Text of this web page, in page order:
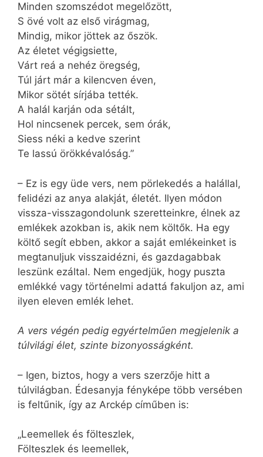
Minden szomszédot megelőzött,
S övé volt az első virágmag,
Mindig, mikor jöttek az őszök.
Az életet végigsiette,
Várt reá a nehéz öregség,
Túl járt már a kilencven éven,
Mikor sötét sírjába tették.
A halál karján oda sétált,
Hol nincsenek percek, sem órák,
Siess néki a kedve szerint
Te lassú örökkévalóság.”
– Ez is egy üde vers, nem pörlekedés a halállal,
felidézi az anya alakját, életét. Ilyen módon
vissza-visszagondolunk szeretteinkre, élnek az
emlékek azokban is, akik nem költők. Ha egy
költő segít ebben, akkor a saját emlékeinket is
megtanuljuk visszaidézni, és gazdagabbak
leszünk ezáltal. Nem engedjük, hogy puszta
emlékké vagy történelmi adattá fakuljon az, ami
ilyen eleven emlék lehet.
A vers végén pedig egyértelműen megjelenik a
túlvilági élet, szinte bizonyosságként.
– Igen, biztos, hogy a vers szerzője hitt a
túlvilágban. Édesanyja fényképe több versében
is feltűnik, így az Arckép címűben is:
„Leemellek és fölteszlek,
Fölteszlek és leemellek,